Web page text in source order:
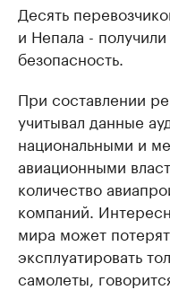
Десять
и Непала -
безопасность.
При составлении
учитывал данные
национальными и
авиационными
количество
компаний.
мира может
эксплуатировать
самолеты,